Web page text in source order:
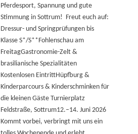
Pferdesport, Spannung und gute
Stimmung in Sottrum! Freut euch auf:
Dressur- und Springprüfungen bis
Klasse S*/S**Fohlenschau am
FreitagGastronomie-Zelt &
brasilianische Spezialitäten
Kostenlosen EintrittHüpfburg &
Kinderparcours & Kinderschminken für
die kleinen Gäste Turnierplatz
Feldstraße, Sottrum12.–14. Juni 2026
Kommt vorbei, verbringt mit uns ein